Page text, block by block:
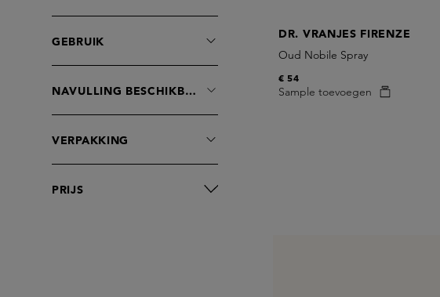
Zenology
GEBRUIK
NAVULLING BESCHIKBAAR
VERPAKKING
PRIJS
DR. VRANJES FIRENZE
Oud Nobile Spray
Sample toevoegen
€ 54